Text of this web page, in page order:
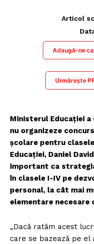
Articol
Adaugă-ne
Urmărește
Ministerul Educației
nu organizeze
școlare pentru
Educației, Daniel
important ca
în clasele I-IV pe
personal, la cât mai
elementare
„Dacă ratăm acest
care se bazează pe el